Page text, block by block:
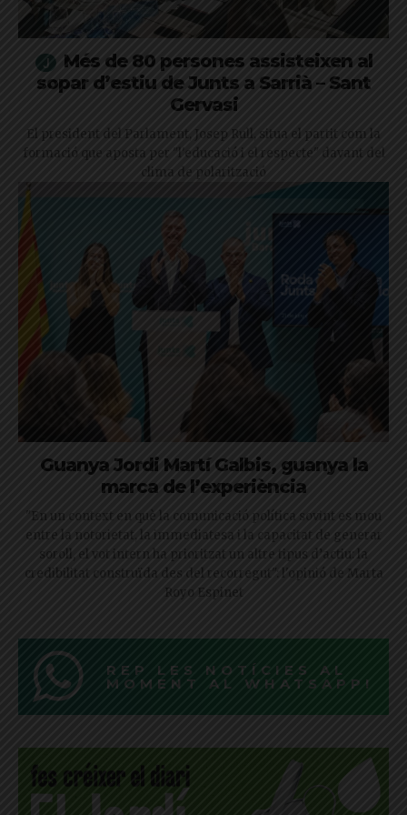
Més de 80 persones assisteixen al
sopar d’estiu de Junts a Sarrià – Sant
Gervasi
El president del Parlament, Josep Rull, situa el partit com la
formació que aposta per "l'educació i el respecte" davant del
clima de polarització
Guanya Jordi Martí Galbis, guanya la
marca de l’experiència
"En un context en què la comunicació política sovint es mou
entre la notorietat, la immediatesa i la capacitat de generar
soroll, el vot intern ha prioritzat un altre tipus d’actiu: la
credibilitat construïda des del recorregut": l'opinió de Marta
Royo Espinet
REP LES NOTÍCIES AL
MOMENT AL WHATSAPP!